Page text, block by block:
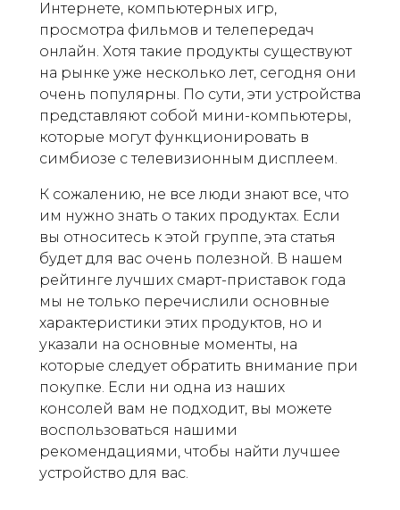
Интернете, компьютерных игр,
просмотра фильмов и телепередач
онлайн. Хотя такие продукты существуют
на рынке уже несколько лет, сегодня они
очень популярны. По сути, эти устройства
представляют собой мини-компьютеры,
которые могут функционировать в
симбиозе с телевизионным дисплеем.
К сожалению, не все люди знают все, что
им нужно знать о таких продуктах. Если
вы относитесь к этой группе, эта статья
будет для вас очень полезной. В нашем
рейтинге лучших смарт-приставок года
мы не только перечислили основные
характеристики этих продуктов, но и
указали на основные моменты, на
которые следует обратить внимание при
покупке. Если ни одна из наших
консолей вам не подходит, вы можете
воспользоваться нашими
рекомендациями, чтобы найти лучшее
устройство для вас.